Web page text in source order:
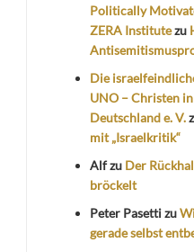
Politically
ZERA Institutezu
Die
UNO – Christen
Deutschland e. V.
mit „Israelkritik“
Alfzu Der
bröckelt
Peter Pasettizu
gerade selbst